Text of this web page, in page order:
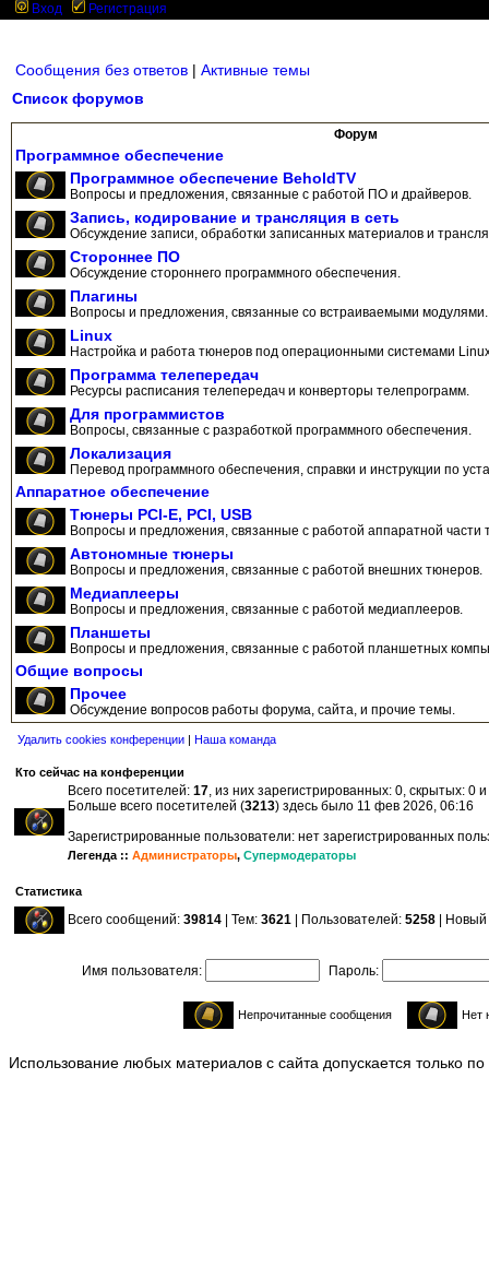
Вход Регистрация
Сообщения без ответов | Активные темы
Список форумов
Форум
Программное обеспечение
Программное обеспечение BeholdTV
Вопросы и предложения, связанные с работой ПО и драйверов.
Запись, кодирование и трансляция в сеть
Обсуждение записи, обработки записанных материалов и
Стороннее ПО
Обсуждение стороннего программного обеспечения.
Плагины
Вопросы и предложения, связанные со встраиваемыми модулями.
Linux
Настройка и работа тюнеров под операционными системами
Программа телепередач
Ресурсы расписания телепередач и конверторы телепрограмм.
Для программистов
Вопросы, связанные с разработкой программного обеспечения.
Локализация
Перевод программного обеспечения, справки и инструкции по
Аппаратное обеспечение
Тюнеры PCI-E, PCI, USB
Вопросы и предложения, связанные с работой аппаратной части
Автономные тюнеры
Вопросы и предложения, связанные с работой внешних тюнеров.
Медиаплееры
Вопросы и предложения, связанные с работой медиаплееров.
Планшеты
Вопросы и предложения, связанные с работой планшетных
Общие вопросы
Прочее
Обсуждение вопросов работы форума, сайта, и прочие темы.
Удалить cookies конференции | Наша команда
Кто сейчас на конференции
Всего посетителей: 17, из них зарегистрированных: 0, скрытых: 0
Больше всего посетителей (3213) здесь было 11 фев 2026, 06:16
Зарегистрированные пользователи: нет зарегистрированных
Легенда :: Администраторы, Супермодераторы
Статистика
Всего сообщений: 39814 | Тем: 3621 | Пользователей: 5258 |
Имя пользователя: Пароль:
Непрочитанные сообщения Нет
Использование любых материалов с сайта допускается только